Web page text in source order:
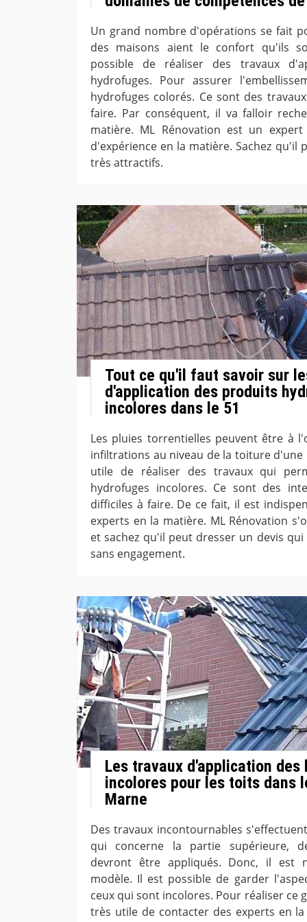
Un grand nombre d'opérations se fait
des maisons aient le confort qu'ils
possible de réaliser des travaux
hydrofuges. Pour assurer
hydrofuges colorés. Ce sont des
faire. Par conséquent, il va falloir
matière. ML Rénovation est un
d'expérience en la matière. Sachez qu'il
très attractifs.
Tout ce qu'il faut savoir sur
d'application des produits
incolores dans le 51
Les pluies torrentielles peuvent être à
infiltrations au niveau de la toiture d'une
utile de réaliser des travaux qui
hydrofuges incolores. Ce sont des
difficiles à faire. De ce fait, il est
experts en la matière. ML Rénovation
et sachez qu'il peut dresser un devis
sans engagement.
Les travaux d'application des
incolores pour les toits dans
Marne
Des travaux incontournables
qui concerne la partie supérieure,
devront être appliqués. Donc, il est
modèle. Il est possible de garder
ceux qui sont incolores. Pour réaliser ce
très utile de contacter des experts en